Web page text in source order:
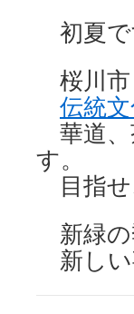
初夏
桜川
伝統
華道、
す。
目指
新緑
新しい